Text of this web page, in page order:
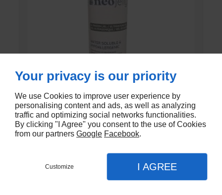
GEL DE CONTACT UNI’GEL
Your privacy is our priority
We use Cookies to improve user experience by
personalising content and ads, as well as analyzing
traffic and optimizing social networks functionalities.
By clicking "I Agree" you consent to the use of Cookies
from our partners Google Facebook.
Customize I AGREE